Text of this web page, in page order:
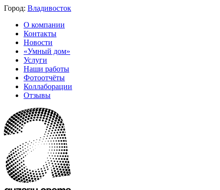
Город: Владивосток
О компании
Контакты
Новости
«Умный дом»
Услуги
Наши работы
Фотоотчёты
Коллаборации
Отзывы